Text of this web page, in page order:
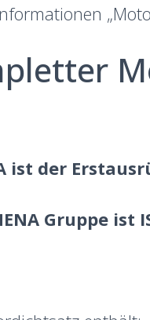
ist der
Gruppe ist